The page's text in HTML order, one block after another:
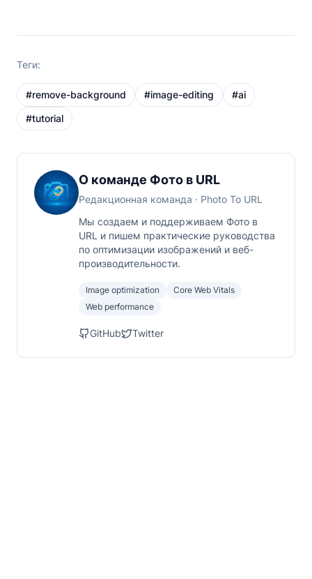
Теги:
#remove-background #image-editing #ai
#tutorial
О команде Фото в URL
Редакционная команда · Photo To URL
Мы создаем и поддерживаем Фото в
URL и пишем практические руководства
по оптимизации изображений и веб-
производительности.
Image optimization
Core Web Vitals
Web performance
GitHub Twitter